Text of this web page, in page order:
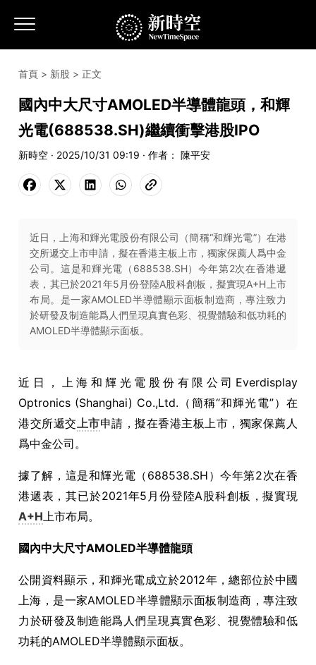
首頁 > 新股 > 正文
國內中大尺寸AMOLED半導體龍頭，和輝
光電(688538.SH)繼續衝擊港股IPO
新時空 · 2025/10/31 09:19 · 作者： 陳平安
近日，上海和輝光電股份有限公司（簡稱“和輝光電”）在港
交所遞交上市申請，擬在香港主板上市，獨家保薦人爲中金
公司。這是和輝光電（688538.SH）今年第2次在香港遞
表，其已於2021年5月份登陸A股科創板，擬實現A+H上市
布局。是一家AMOLED半導體顯示面板制造商，專注致力
於研發及制造能爲人們呈現真實色彩、視覺體驗和低功耗的
AMOLED半導體顯示面板。
近日， 上海和輝光電股份有限公司 Everdisplay
Optronics (Shanghai) Co.,Ltd. （簡稱“和輝光電”）在
港交所遞交上市申請，擬在香港主板上市，獨家保薦人
爲中金公司。
據了解， 這是和輝光電 （688538.SH ）今年第2次在香
港遞表，其已於2021年5 月份登陸A股科創板，擬實現
A+H上市布局。
國內中大尺寸AMOLED半導體龍頭
公開資料顯示，和輝光電成立於2012年，總部位於中國
上海，是一家AMOLED半導體顯示面板制造商，專注致
力於研發及制造能爲人們呈現真實色彩、視覺體驗和低
功耗的AMOLED半導體顯示面板。